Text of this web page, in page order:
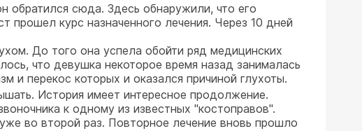
обратился сюда. Здесь обнаружили, что его
курс назначенного лечения. Через 10 дней
До того она успела обойти ряд медицинских
что девушка некоторое время назад занималась
и перекос которых и оказался причиной глухоты.
История имеет интересное продолжение.
к одному из известных "костоправов".
во второй раз. Повторное лечение вновь прошло